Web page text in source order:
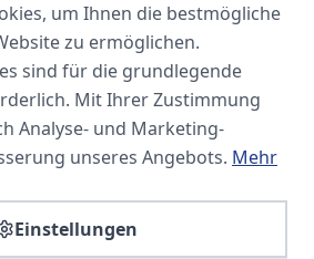
SOMA
auf Fach- und
in der
um Ihnen die bestmögliche
zu ermöglichen.
sind für die grundlegende
Mit Ihrer Zustimmung
Analyse- und Marketing-
unseres Angebots. Mehr
Einstellungen